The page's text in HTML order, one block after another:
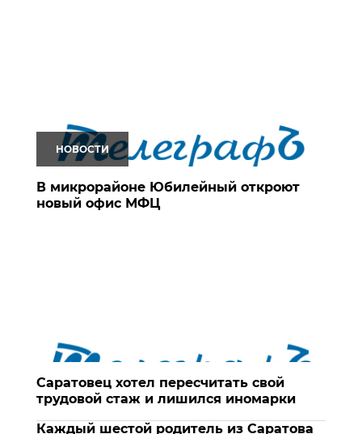
НОВОСТИ
В микрорайоне Юбилейный откроют
новый офис МФЦ
Саратовец хотел пересчитать свой
трудовой стаж и лишился иномарки
Каждый шестой родитель из Саратова